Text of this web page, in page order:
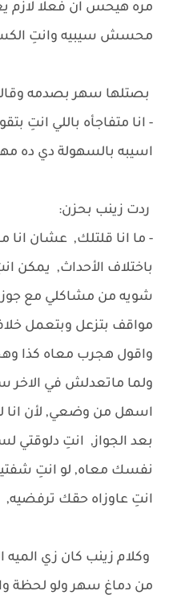
مره هيحس ان فعلا لازم
محسش سيبيه وانتِ
بصتلها سهر بصدمه
- انا متفاجأه باللي انتِ
اسيبه بالسهولة دي ده
ردت زينب بحزن:
- ما انا قلتلك, عشان
باختلاف الأحداث, يمكن
شويه من مشاكلي مع
مواقف بتزعل وبتعمل
واقول هجرب معاه كذا
ولما ماتعدلش في الاخر
اسهل من وضعي, لأن انا
بعد الجواز, انتِ دلوقتي
نفسك معاه, لو انتِ
انتِ عاوزاه حقك ترفضيه,
وكلام زينب كان زي
من دماغ سهر ولو لحظة